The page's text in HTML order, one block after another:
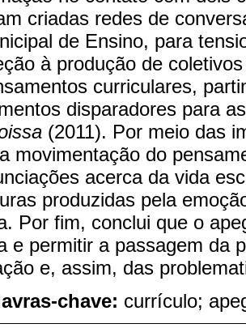
criadas redes de
de Ensino, para
à produção de
curriculares,
disparadores para
(2011). Por meio das
movimentação do
acerca da vida
produzidas pela
Por fim, conclui que o
e permitir a passagem da
e, assim, das
chave: currículo;